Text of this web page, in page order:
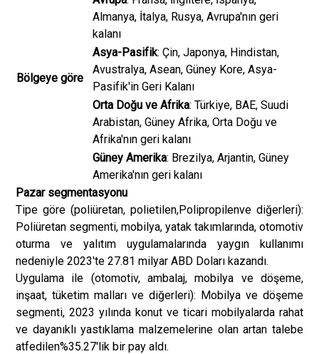
Bölgeye göre
Almanya, İtalya, Rusya, Avrupa'nın geri
kalanı
Asya-Pasifik: Çin, Japonya, Hindistan,
Avustralya, Asean, Güney Kore, Asya-
Pasifik'in Geri Kalanı
Orta Doğu ve Afrika: Türkiye, BAE, Suudi
Arabistan, Güney Afrika, Orta Doğu ve
Afrika'nın geri kalanı
Güney Amerika: Brezilya, Arjantin, Güney
Amerika'nın geri kalanı
Pazar segmentasyonu
Tipe göre (poliüretan, polietilen,Polipropilenve diğerleri):
Poliüretan segmenti, mobilya, yatak takımlarında, otomotiv
oturma ve yalıtım uygulamalarında yaygın kullanımı
nedeniyle 2023'te 27.81 milyar ABD Doları kazandı.
Uygulama ile (otomotiv, ambalaj, mobilya ve döşeme,
inşaat, tüketim malları ve diğerleri): Mobilya ve döşeme
segmenti, 2023 yılında konut ve ticari mobilyalarda rahat
ve dayanıklı yastıklama malzemelerine olan artan talebe
atfedilen%35.27'lik bir pay aldı.